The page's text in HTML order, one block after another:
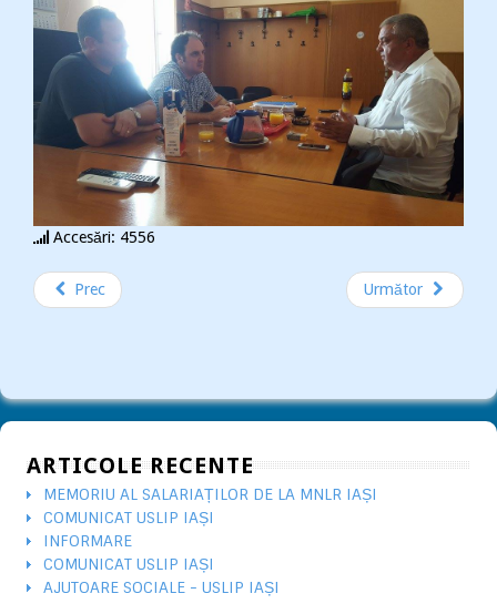
Accesări: 4556
Prec Următor
ARTICOLE RECENTE
MEMORIU AL SALARIAȚILOR DE LA MNLR IAȘI
COMUNICAT USLIP IAȘI
INFORMARE
COMUNICAT USLIP IAȘI
AJUTOARE SOCIALE - USLIP IAȘI